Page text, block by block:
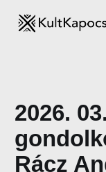
2026.
Rácz